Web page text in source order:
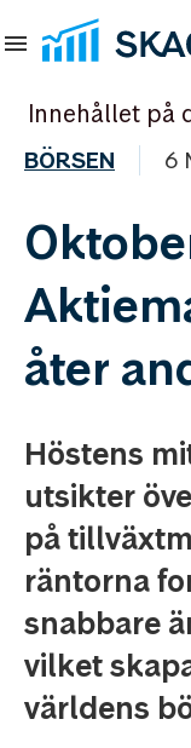
Innehållet på
BÖRSEN 6
åter
Höstens
utsikter
på
räntorna
snabbare
vilket
världens